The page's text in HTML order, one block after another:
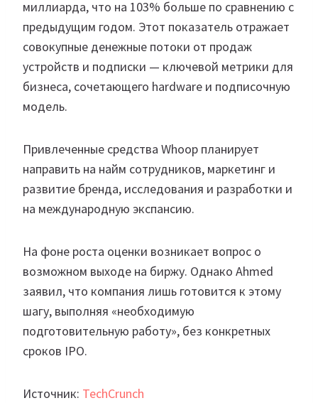
миллиарда, что на 103% больше по сравнению с
предыдущим годом. Этот показатель отражает
совокупные денежные потоки от продаж
устройств и подписки — ключевой метрики для
бизнеса, сочетающего hardware и подписочную
модель.
Привлеченные средства Whoop планирует
направить на найм сотрудников, маркетинг и
развитие бренда, исследования и разработки и
на международную экспансию.
На фоне роста оценки возникает вопрос о
возможном выходе на биржу. Однако Ahmed
заявил, что компания лишь готовится к этому
шагу, выполняя «необходимую
подготовительную работу», без конкретных
сроков IPO.
Источник: TechCrunch